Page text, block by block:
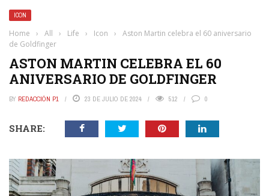
ICON
Home › All › Life › Icon ›
Aston Martin celebra el 60 aniversario
de Goldfinger
ASTON MARTIN CELEBRA EL 60
ANIVERSARIO DE GOLDFINGER
BY REDACCIÓN P1 23 DE JULIO DE 2024 512 0
SHARE: